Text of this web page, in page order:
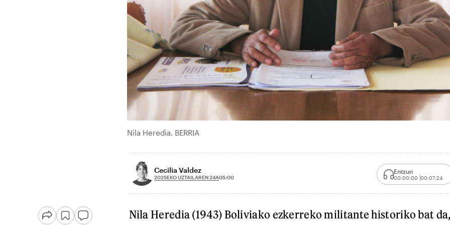
Nila Heredia. BERRIA
Cecilia Valdez
2025EKO UZTAILAREN 24A05:00
Entzun
00:00:00 00:07:24
Nila Heredia (1943) Boliviako ezkerreko militante historiko bat